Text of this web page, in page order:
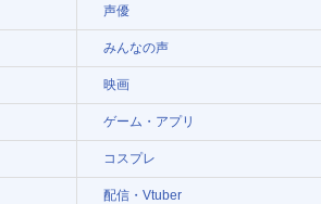
声優
みんなの声
映画
ゲーム・アプリ
コスプレ
配信・Vtuber